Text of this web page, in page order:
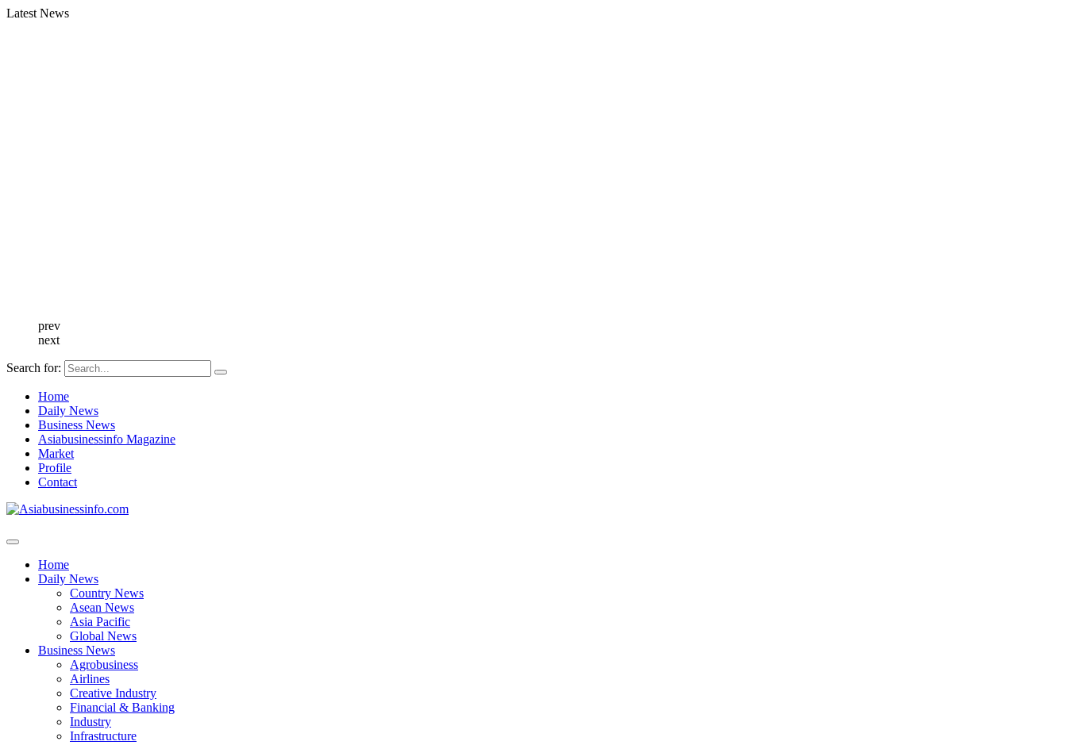
Latest News
prev
next
Search for:
Home
Daily News
Business News
Asiabusinessinfo Magazine
Market
Profile
Contact
Home
Daily News
Country News
Asean News
Asia Pacific
Global News
Business News
Agrobusiness
Airlines
Creative Industry
Financial & Banking
Industry
Infrastructure